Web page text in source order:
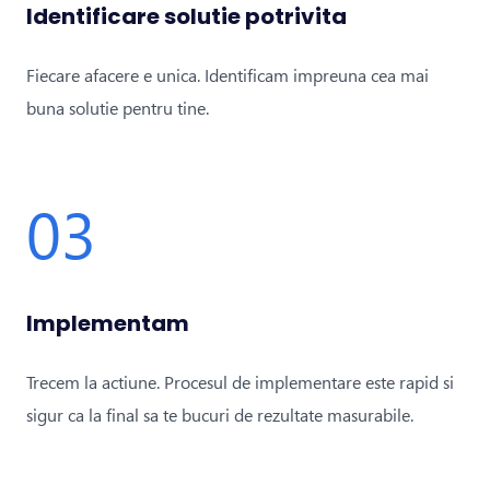
Identificare solutie potrivita
Fiecare afacere e unica. Identificam impreuna cea mai
buna solutie pentru tine.
03
Implementam
Trecem la actiune. Procesul de implementare este rapid si
sigur ca la final sa te bucuri de rezultate masurabile.